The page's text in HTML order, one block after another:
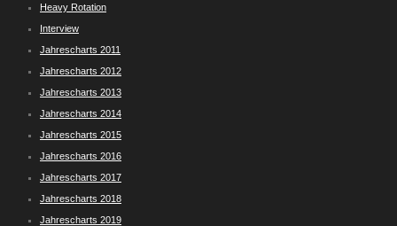
Heavy Rotation
Interview
Jahrescharts 2011
Jahrescharts 2012
Jahrescharts 2013
Jahrescharts 2014
Jahrescharts 2015
Jahrescharts 2016
Jahrescharts 2017
Jahrescharts 2018
Jahrescharts 2019